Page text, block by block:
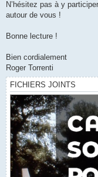
N’hésitez pas à y
autour de vous !
Bonne lecture !
Bien cordialement
Roger Torrenti
FICHIERS JOINTS